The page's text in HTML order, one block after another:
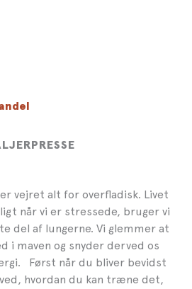
PRESSE
vejret alt for overfladisk. Livet
når vi er stressede, bruger vi
del af lungerne. Vi glemmer at
i maven og snyder derved os
Først når du bliver bevidst
hvordan du kan træne det,